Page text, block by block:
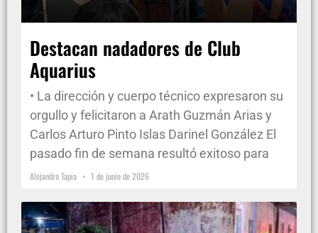
Destacan nadadores de Club
Aquarius
• La dirección y cuerpo técnico expresaron su
orgullo y felicitaron a Arath Guzmán Arias y
Carlos Arturo Pinto Islas Darinel González El
pasado fin de semana resultó exitoso para
Alejandro Tapia 1 de junio de 2026